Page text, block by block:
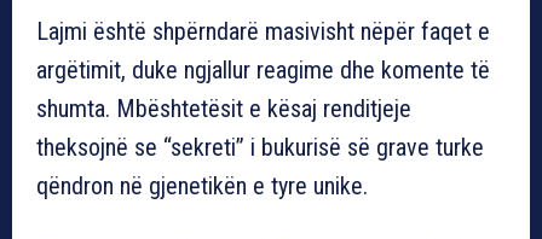
Lajmi është shpërndarë masivisht nëpër faqet e
argëtimit, duke ngjallur reagime dhe komente të
shumta. Mbështetësit e kësaj renditjeje
theksojnë se “sekreti” i bukurisë së grave turke
qëndron në gjenetikën e tyre unike.